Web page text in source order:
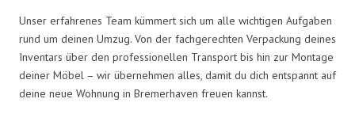
Unser erfahrenes Team kümmert sich um alle wichtigen Aufgaben
rund um deinen Umzug. Von der fachgerechten Verpackung deines
Inventars über den professionellen Transport bis hin zur Montage
deiner Möbel – wir übernehmen alles, damit du dich entspannt auf
deine neue Wohnung in Bremerhaven freuen kannst.